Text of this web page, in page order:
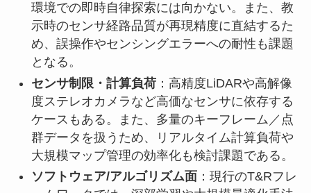
環境での即時自律探索には向かない。また、教
示時のセンサ経路品質が再現精度に直結するた
め、誤操作やセンシングエラーへの耐性も課題
となる。
センサ制限・計算負荷：高精度LiDARや高解像
度ステレオカメラなど高価なセンサに依存する
ケースもある。また、多量のキーフレーム／点
群データを扱うため、リアルタイム計算負荷や
大規模マップ管理の効率化も検討課題である。
ソフトウェア/アルゴリズム面 ：現行のT&Rフレ